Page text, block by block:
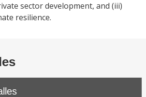
sector development, and (iii)
resilience.